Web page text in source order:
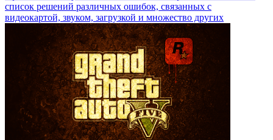
список решений различных ошибок, связанных с
видеокартой, звуком, загрузкой и множество других